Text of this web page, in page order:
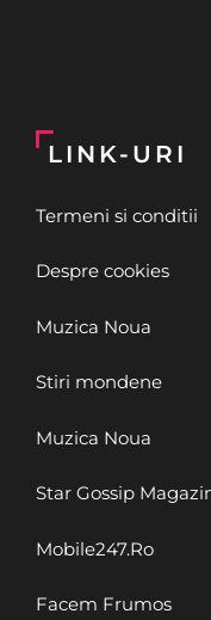
LINK-URI
Termeni si conditii
Despre cookies
Muzica Noua
Stiri mondene
Muzica Noua
Star Gossip
Mobile247.Ro
Facem Frumos